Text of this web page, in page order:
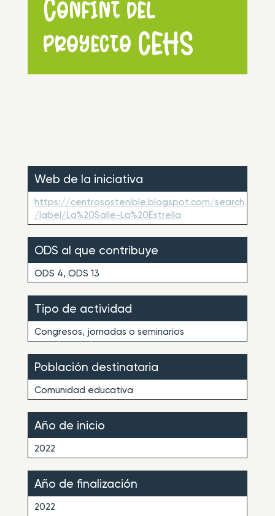
Confint del
proyecto CEHS
Web de la iniciativa
https://centrosostenible.blogspot.com/search
/label/La%20Salle-La%20Estrella
ODS al que contribuye
ODS 4, ODS 13
Tipo de actividad
Congresos, jornadas o seminarios
Población destinataria
Comunidad educativa
Año de inicio
2022
Año de finalización
2022